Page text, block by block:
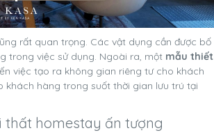
rất quan trọng. Các vật dụng cần được bố
trong việc sử dụng. Ngoài ra, một mẫu thiết
việc tạo ra không gian riêng tư cho khách
hàng trong suốt thời gian lưu trú tại
thất homestay ấn tượng